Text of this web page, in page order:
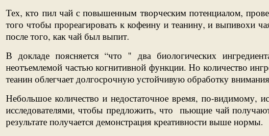
Тех, кто пил чай с повышенным творческим потенциалом,
того чтобы прореагировать к кофеину и теанину, и выпивохи
после того, как чай был выпит.
В докладе поясняется “что " два биологических
неотъемлемой частью когнитивной функции. Но количество
теанин облегчает долгосрочную устойчивую обработку
Небольшое количество и недостаточное время, по-видимому,
исследователями, чтобы предложить, что пьющие чай
результате получается демонстрация креативности выше нормы.